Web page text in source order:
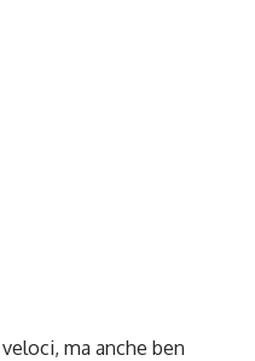
ma anche ben